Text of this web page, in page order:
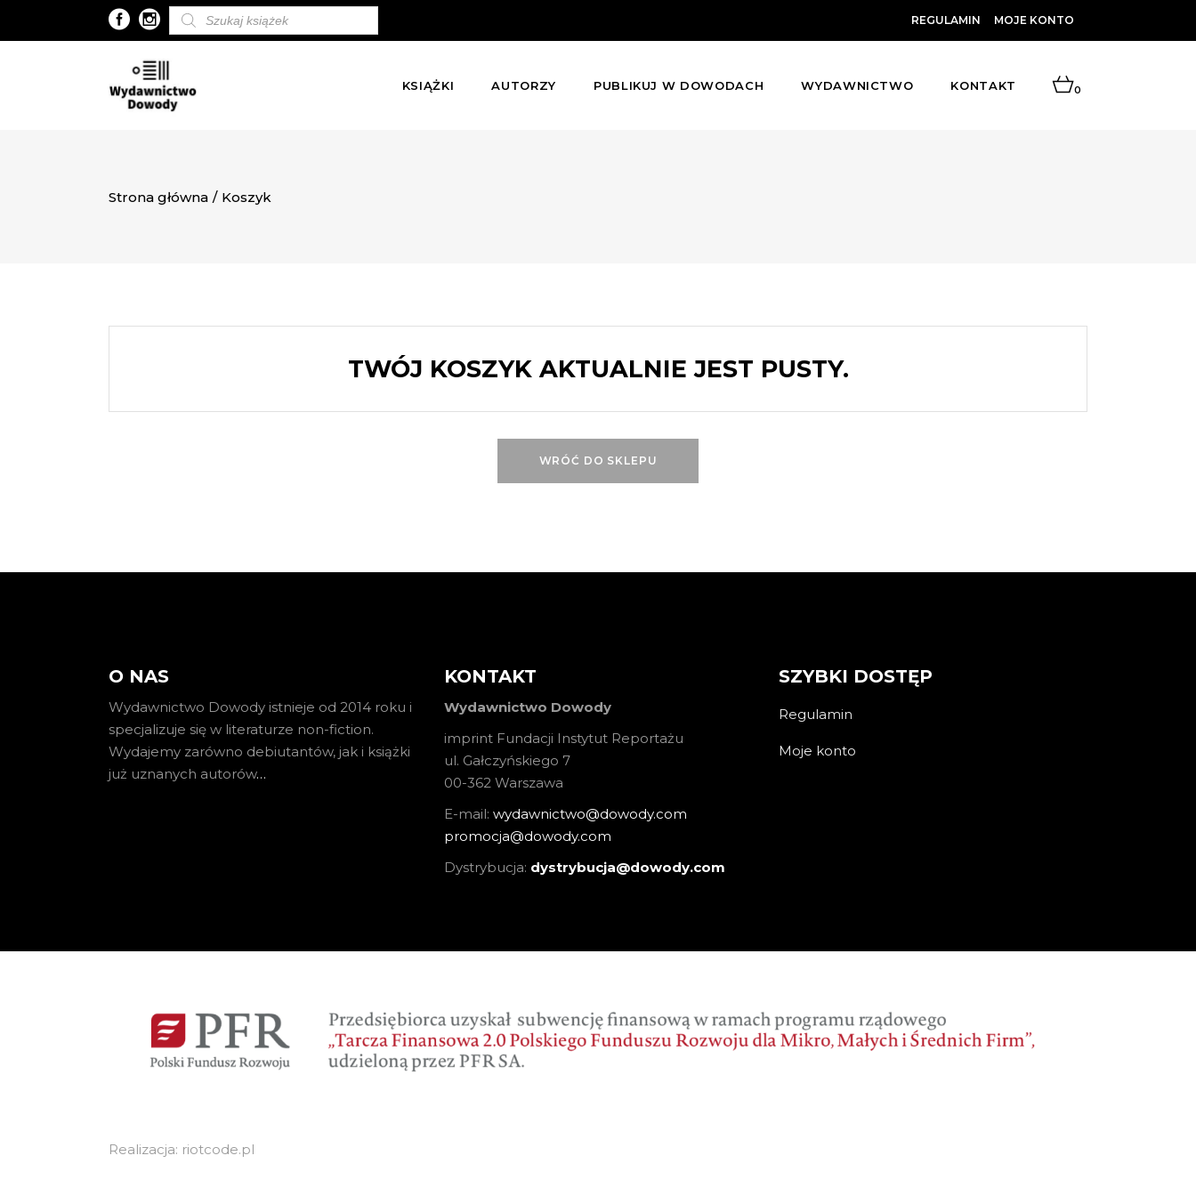
Wyszukiwarka
produktów
REGULAMIN MOJE KONTO
KSIĄŻKI AUTORZY PUBLIKUJ W DOWODACH WYDAWNICTWO KONTAKT 0
Strona główna / Koszyk
TWÓJ KOSZYK AKTUALNIE JEST PUSTY.
WRÓĆ DO SKLEPU
O NAS
Wydawnictwo Dowody istnieje od 2014 roku i
specjalizuje się w literaturze non-fiction.
Wydajemy zarówno debiutantów, jak i książki
już uznanych autorów…
KONTAKT
Wydawnictwo Dowody
imprint Fundacji Instytut Reportażu
ul. Gałczyńskiego 7
00-362 Warszawa
E-mail: wydawnictwo@dowody.com
promocja@dowody.com
Dystrybucja: dystrybucja@dowody.com
SZYBKI DOSTĘP
Regulamin
Moje konto
Realizacja: riotcode.pl